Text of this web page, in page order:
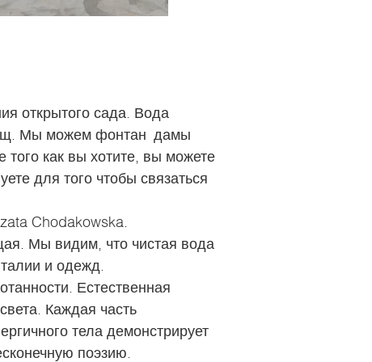
открытого сада. Вода
Мы можем фонтан дамы
как вы хотите, вы можете
для того чтобы связаться
Chodakowska.
Мы видим, что чистая вода
и одежд.
Естественная
Каждая часть
тела демонстрирует
поэзию.